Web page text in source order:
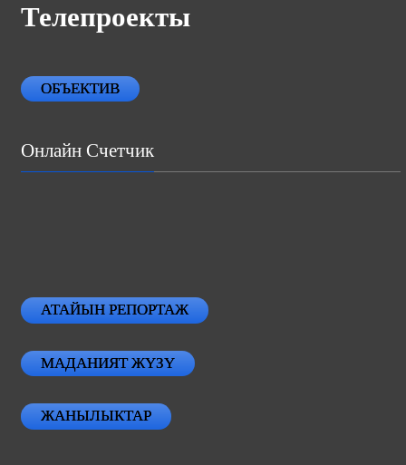
Телепроекты
ОБЪЕКТИВ
Онлайн Счетчик
АТАЙЫН РЕПОРТАЖ
МАДАНИЯТ ЖҮЗҮ
ЖАНЫЛЫКТАР